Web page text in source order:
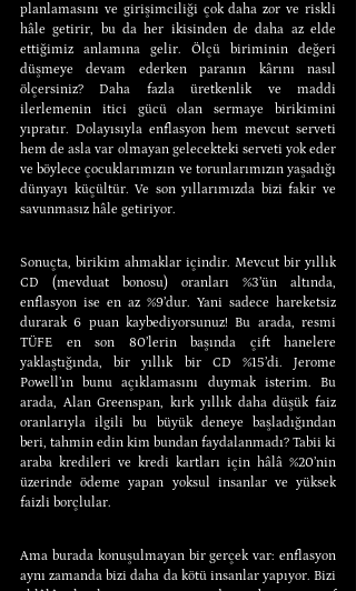
planlamasını ve girişimciliği çok daha zor ve riskli
hâle getirir, bu da her ikisinden de daha az elde
ettiğimiz anlamına gelir. Ölçü biriminin değeri
düşmeye devam ederken paranın kârını nasıl
ölçersiniz? Daha fazla üretkenlik ve maddi
ilerlemenin itici gücü olan sermaye birikimini
yıpratır. Dolayısıyla enflasyon hem mevcut serveti
hem de asla var olmayan gelecekteki serveti yok eder
ve böylece çocuklarımızın ve torunlarımızın yaşadığı
dünyayı küçültür. Ve son yıllarımızda bizi fakir ve
savunmasız hâle getiriyor.
Sonuçta, birikim ahmaklar içindir. Mevcut bir yıllık
CD (mevduat bonosu) oranları %3’ün altında,
enflasyon ise en az %9’dur. Yani sadece hareketsiz
durarak 6 puan kaybediyorsunuz! Bu arada, resmi
TÜFE en son 80’lerin başında çift hanelere
yaklaştığında, bir yıllık bir CD %15’di. Jerome
Powell’ın bunu açıklamasını duymak isterim. Bu
arada, Alan Greenspan, kırk yıllık daha düşük faiz
oranlarıyla ilgili bu büyük deneye başladığından
beri, tahmin edin kim bundan faydalanmadı? Tabii ki
araba kredileri ve kredi kartları için hâlâ %20’nin
üzerinde ödeme yapan yoksul insanlar ve yüksek
faizli borçlular.
Ama burada konuşulmayan bir gerçek var: enflasyon
aynı zamanda bizi daha da kötü insanlar yapıyor. Bizi